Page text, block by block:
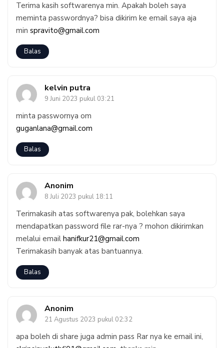
Terima kasih softwarenya min. Apakah boleh saya
meminta passwordnya? bisa dikirim ke email saya aja
min spravito@gmail.com
Balas
kelvin putra
9 Juni 2023 pukul 03:21
minta passwornya om
guganlana@gmail.com
Balas
Anonim
8 Juli 2023 pukul 18:11
Terimakasih atas softwarenya pak, bolehkan saya
mendapatkan password file rar-nya ? mohon dikirimkan
melalui email hanifkur21@gmail.com
Terimakasih banyak atas bantuannya.
Balas
Anonim
21 Agustus 2023 pukul 02:32
apa boleh di share juga admin pass Rar nya ke email ini,